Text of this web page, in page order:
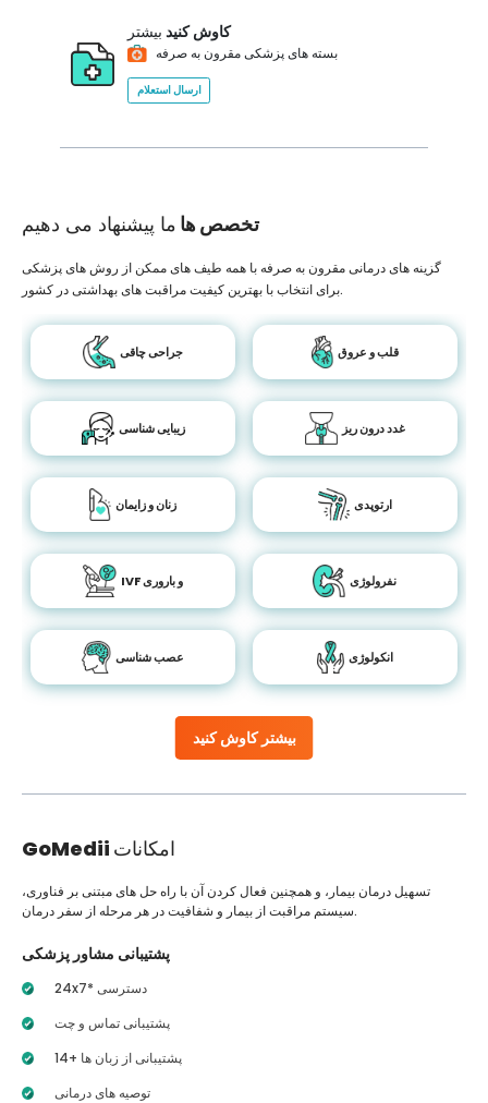
کاوش کنید بیشتر
بسته های پزشکی مقرون به صرفه
ارسال استعلام
تخصص ها ما پیشنهاد می دهیم
بیشتر کاوش کنید
گزینه های درمانی مقرون به صرفه با همه طیف های ممکن از روش های پزشکی
برای انتخاب با بهترین کیفیت مراقبت های بهداشتی در کشور.
جراحی چاقی قلب و عروق
زیبایی شناسی غدد درون ریز
زنان و زایمان ارتوپدی
IVF و باروری نفرولوژی
عصب شناسی انکولوژی
GoMedii امکانات
تسهیل درمان بیمار، و همچنین فعال کردن آن با راه حل های مبتنی بر فناوری،
سیستم مراقبت از بیمار و شفافیت در هر مرحله از سفر درمان.
پشتیبانی مشاور پزشکی
24x7* دسترسی
پشتیبانی تماس و چت
14+ پشتیبانی از زبان ها
توصیه های درمانی